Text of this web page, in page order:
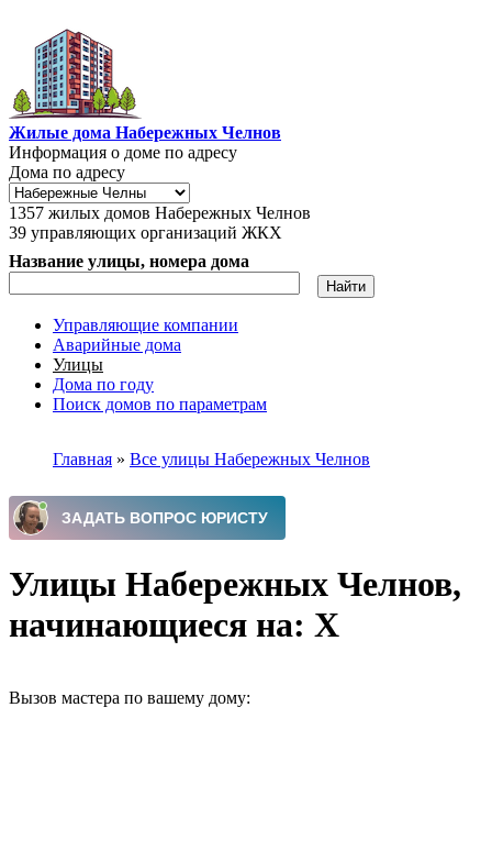
Жилые дома Набережных Челнов
Информация о доме по адресу
Дома по адресу
1357 жилых домов Набережных Челнов
39 управляющих организаций ЖКХ
Название улицы, номера дома
Главное меню
Управляющие компании
Аварийные дома
Улицы
Дома по году
Поиск домов по параметрам
Вы здесьГлавная » Все улицы Набережных Челнов
Улицы Набережных Челнов,
начинающиеся на: Х
Вызов мастера по вашему дому: